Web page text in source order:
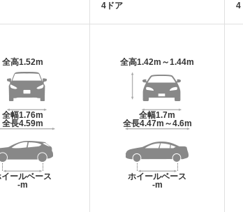
全高1.52m
全幅1.76m
全長4.59m
ールベース
-m
4ドア
全高1.42m～1.44m
全幅1.7m
全長4.47m～4.6m
ホイールベース
-m
4